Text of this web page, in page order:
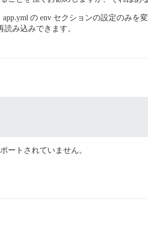
app.yml の env セクションの設定のみを
読み込みできます。
ートされていません。